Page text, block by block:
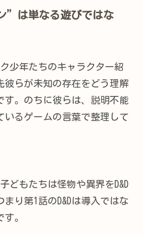
”は単なる遊びではな
少年たちのキャラクター紹
彼らが未知の存在をどう理解
す。のちに彼らは、説明不能
いるゲームの言葉で整理して
どもたちは怪物や異界をD&D
り第1話のD&Dは導入ではな
。